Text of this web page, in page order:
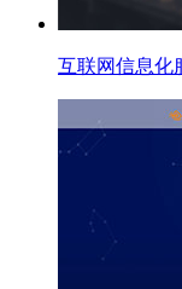
互联网信息化